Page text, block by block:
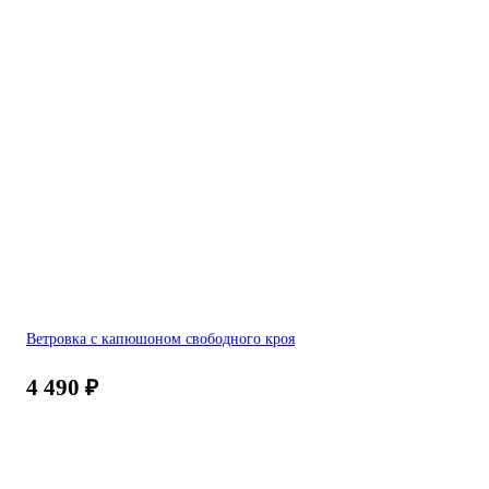
Ветровка с капюшоном свободного кроя
4 490 ₽